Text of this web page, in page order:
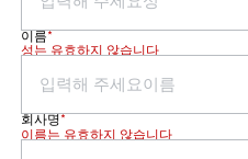
성는 유효하지 않습니다
이름*
이름는 유효하지 않습니다
회사명*